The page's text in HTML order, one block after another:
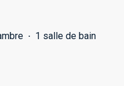
· 1 salle de bain